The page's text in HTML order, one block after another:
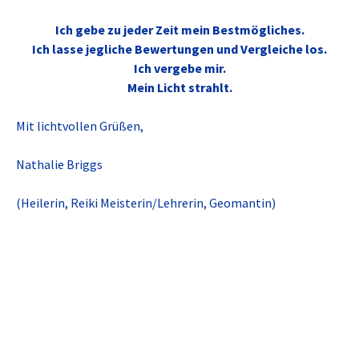
Ich gebe zu jeder Zeit mein Bestmögliches.
Ich lasse jegliche Bewertungen und Vergleiche los.
Ich vergebe mir.
Mein Licht strahlt.
Mit lichtvollen Grüßen,
Nathalie Briggs
(Heilerin, Reiki Meisterin/Lehrerin, Geomantin)